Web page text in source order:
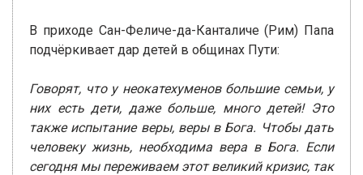
В приходе Сан-Феличе-да-Канталиче (Рим) Папа
подчёркивает дар детей в общинах Пути:
Говорят, что у неокатехуменов большие семьи, у
них есть дети, даже больше, много детей! Это
также испытание веры, веры в Бога. Чтобы дать
человеку жизнь, необходима вера в Бога. Если
сегодня мы переживаем этот великий кризис, так